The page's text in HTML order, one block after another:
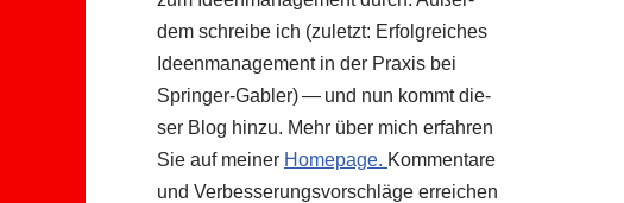
dem schrei­be ich (zuletzt: Erfolg­rei­ches
Ideen­ma­nage­ment in der Pra­xis bei
Sprin­ger-Gab­ler) — und nun kommt die­
ser Blog hin­zu. Mehr über mich erfah­ren
Sie auf mei­ner Home­page. Kom­men­ta­re
und Ver­bes­se­rungs­vor­schlä­ge errei­chen